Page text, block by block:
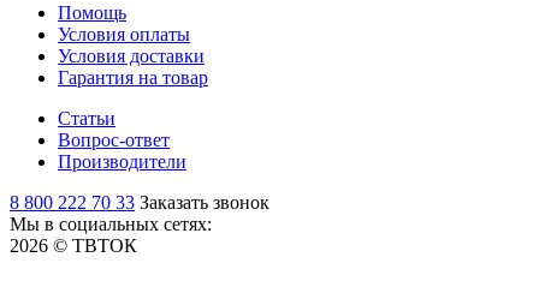
Помощь
Условия оплаты
Условия доставки
Гарантия на товар
Статьи
Вопрос-ответ
Производители
8 800 222 70 33 Заказать звонок
Мы в социальных сетях:
2026 © ТВТОК